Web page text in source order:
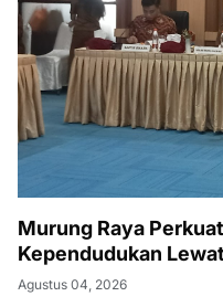
Murung Raya
Kependudukan
Agustus 04, 2026